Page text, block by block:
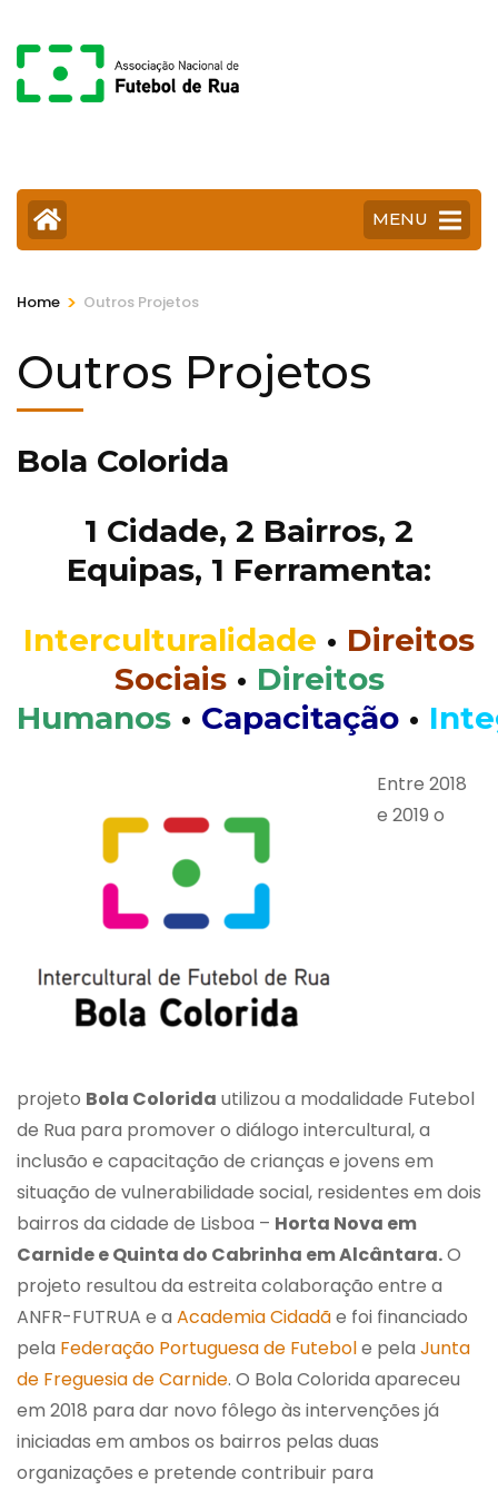
to
content
(Press
MENU
Home > Outros Projetos
Outros Projetos
Bola Colorida
1 Cidade, 2 Bairros, 2
Equipas, 1 Ferramenta:
Interculturalidade • Direitos
Sociais• Direitos
Humanos • Capacitação •
Entre 2018
e 2019 o
projeto Bola Colorida utilizou a modalidade Futebol
de Rua para promover o diálogo intercultural, a
inclusão e capacitação de crianças e jovens em
situação de vulnerabilidade social, residentes em dois
bairros da cidade de Lisboa – Horta Nova em
Carnide e Quinta do Cabrinha em Alcântara.O
projeto resultou da estreita colaboração entre a
ANFR-FUTRUA e a Academia Cidadãe foi financiado
pela Federação Portuguesa de Futebole pela Junta
de Freguesia de Carnide. O Bola Colorida apareceu
em 2018 para dar novo fôlego às intervenções já
iniciadas em ambos os bairros pelas duas
organizações e pretende contribuir para